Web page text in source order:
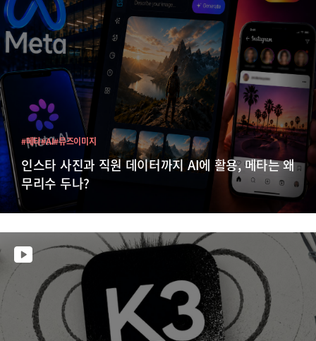
인스타 사진과 직원 데이터까지 AI에 활용, 메타는 왜
무리수 두나?
#메타#AI#뮤즈이미지